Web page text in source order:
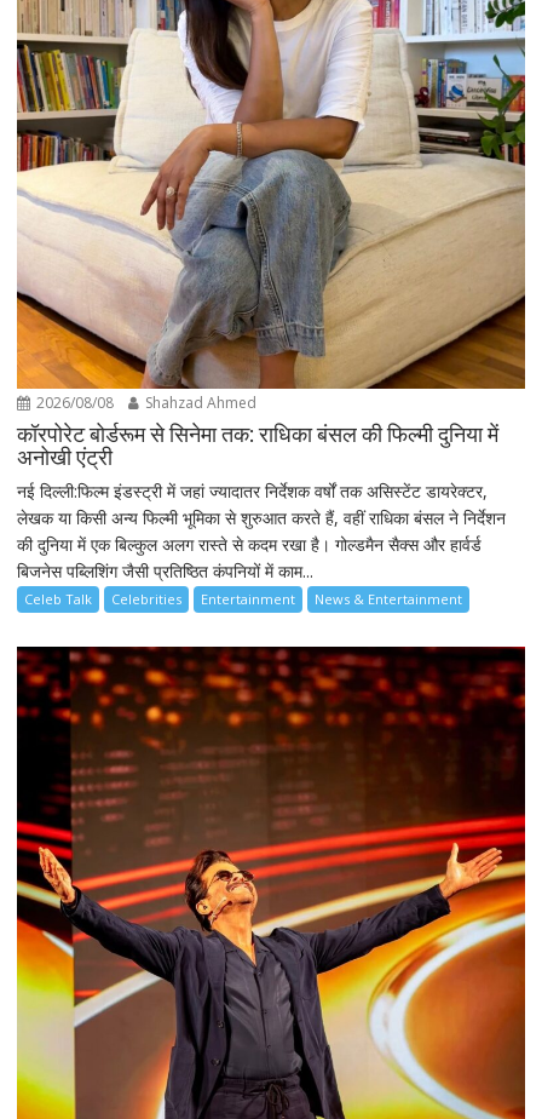
2026/08/08 Shahzad Ahmed
कॉरपोरेट बोर्डरूम से सिनेमा तक: राधिका बंसल की फिल्मी दुनिया में
अनोखी एंट्री
नई दिल्ली:फिल्म इंडस्ट्री में जहां ज्यादातर निर्देशक वर्षों तक असिस्टेंट डायरेक्टर,
लेखक या किसी अन्य फिल्मी भूमिका से शुरुआत करते हैं, वहीं राधिका बंसल ने निर्देशन
की दुनिया में एक बिल्कुल अलग रास्ते से कदम रखा है। गोल्डमैन सैक्स और हार्वर्ड
बिजनेस पब्लिशिंग जैसी प्रतिष्ठित कंपनियों में काम...
Celeb Talk Celebrities Entertainment News & Entertainment